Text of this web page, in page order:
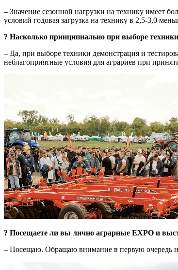
– Значение сезонной нагрузки на технику имеет
условий годовая загрузка на технику в 2,5-3,0
? Насколько принципиально при выборе
– Да, при выборе техники демонстрация и
неблагоприятные условия для аграриев при
? Посещаете ли вы лично аграрные EXPO и
– Посещаю. Обращаю внимание в первую очередь